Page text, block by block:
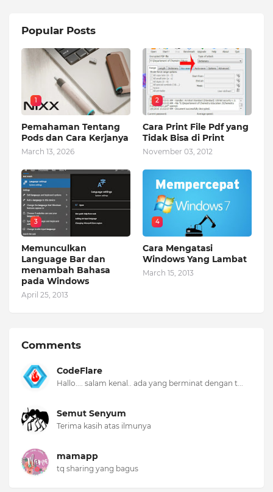
Popular Posts
1
Pemahaman Tentang
Pods dan Cara Kerjanya
March 13, 2026
2
Cara Print File Pdf yang
Tidak Bisa di Print
November 03, 2012
3
Memunculkan
Language Bar dan
menambah Bahasa
pada Windows
April 25, 2013
4
Cara Mengatasi
Windows Yang Lambat
March 15, 2013
Comments
CodeFlare
Hallo.... salam kenal.. ada yang berminat dengan t...
Semut Senyum
Terima kasih atas ilmunya
mamapp
tq sharing yang bagus